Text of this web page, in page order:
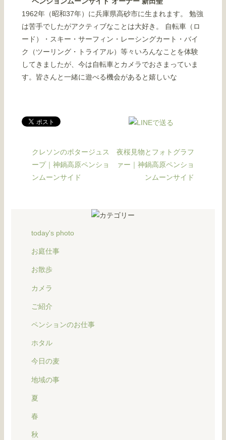
1962年（昭和37年）に兵庫県高砂市に生まれます。 勉強
は苦手でしたがアクティブなことは大好き。 自転車（ロ
ード）・スキー・サーフィン・レーシングカート・バイ
ク（ツーリング・トライアル）等々いろんなことを体験
してきましたが、今は自転車とカメラでおさまっていま
す。皆さんと一緒に遊べる機会があると嬉しいな
クレソンのポタージュス
ープ｜神鍋高原ペンショ
ンムーンサイド
夜桜見物とフォトグラフ
ァー｜神鍋高原ペンショ
ンムーンサイド
today's photo
お庭仕事
お散歩
カメラ
ご紹介
ペンションのお仕事
ホタル
今日の麦
地域の事
夏
春
秋